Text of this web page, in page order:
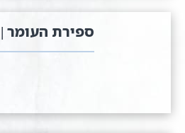
ספירת העומר